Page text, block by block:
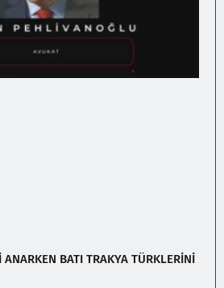
ANARKEN BATI TRAKYA TÜRKLERİNİ